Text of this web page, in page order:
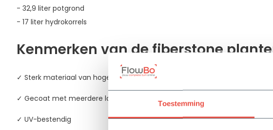
Toestemming
- 32,9 liter potgrond
- 17 liter hydrokorrels
Kenmerken van de fiberstone
✓ Sterk materiaal van hoge kwaliteit
✓ Gecoat met meerdere lagen autolak
✓ UV-bestendig